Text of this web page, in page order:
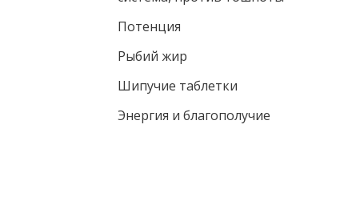
Потенция
Рыбий жир
Шипучие таблетки
Энергия и благополучие